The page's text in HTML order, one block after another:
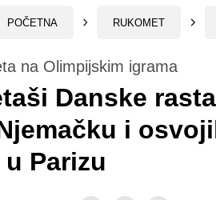
POČETNA RUKOMET
na Olimpijskim igrama
Danske
i
Parizu